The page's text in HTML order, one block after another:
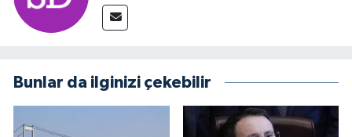
Bunlar da ilginizi çekebilir